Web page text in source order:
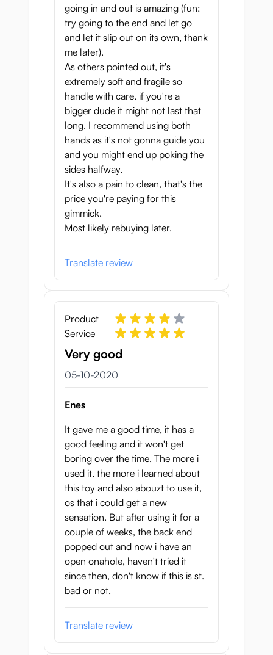
going in and out is amazing (fun:
try going to the end and let go
and let it slip out on its own, thank
me later).
As others pointed out, it's
extremely soft and fragile so
handle with care, if you're a
bigger dude it might not last that
long. I recommend using both
hands as it's not gonna guide you
and you might end up poking the
sides halfway.
It's also a pain to clean, that's the
price you're paying for this
gimmick.
Most likely rebuying later.
Translate review
Product
Service
Very good
5 oktober 2020
05-10-2020
Enes
It gave me a good time, it has a
good feeling and it won't get
boring over the time. The more i
used it, the more i learned about
this toy and also abouzt to use it,
os that i could get a new
sensation. But after using it for a
couple of weeks, the back end
popped out and now i have an
open onahole, haven't tried it
since then, don't know if this is st.
bad or not.
Translate review